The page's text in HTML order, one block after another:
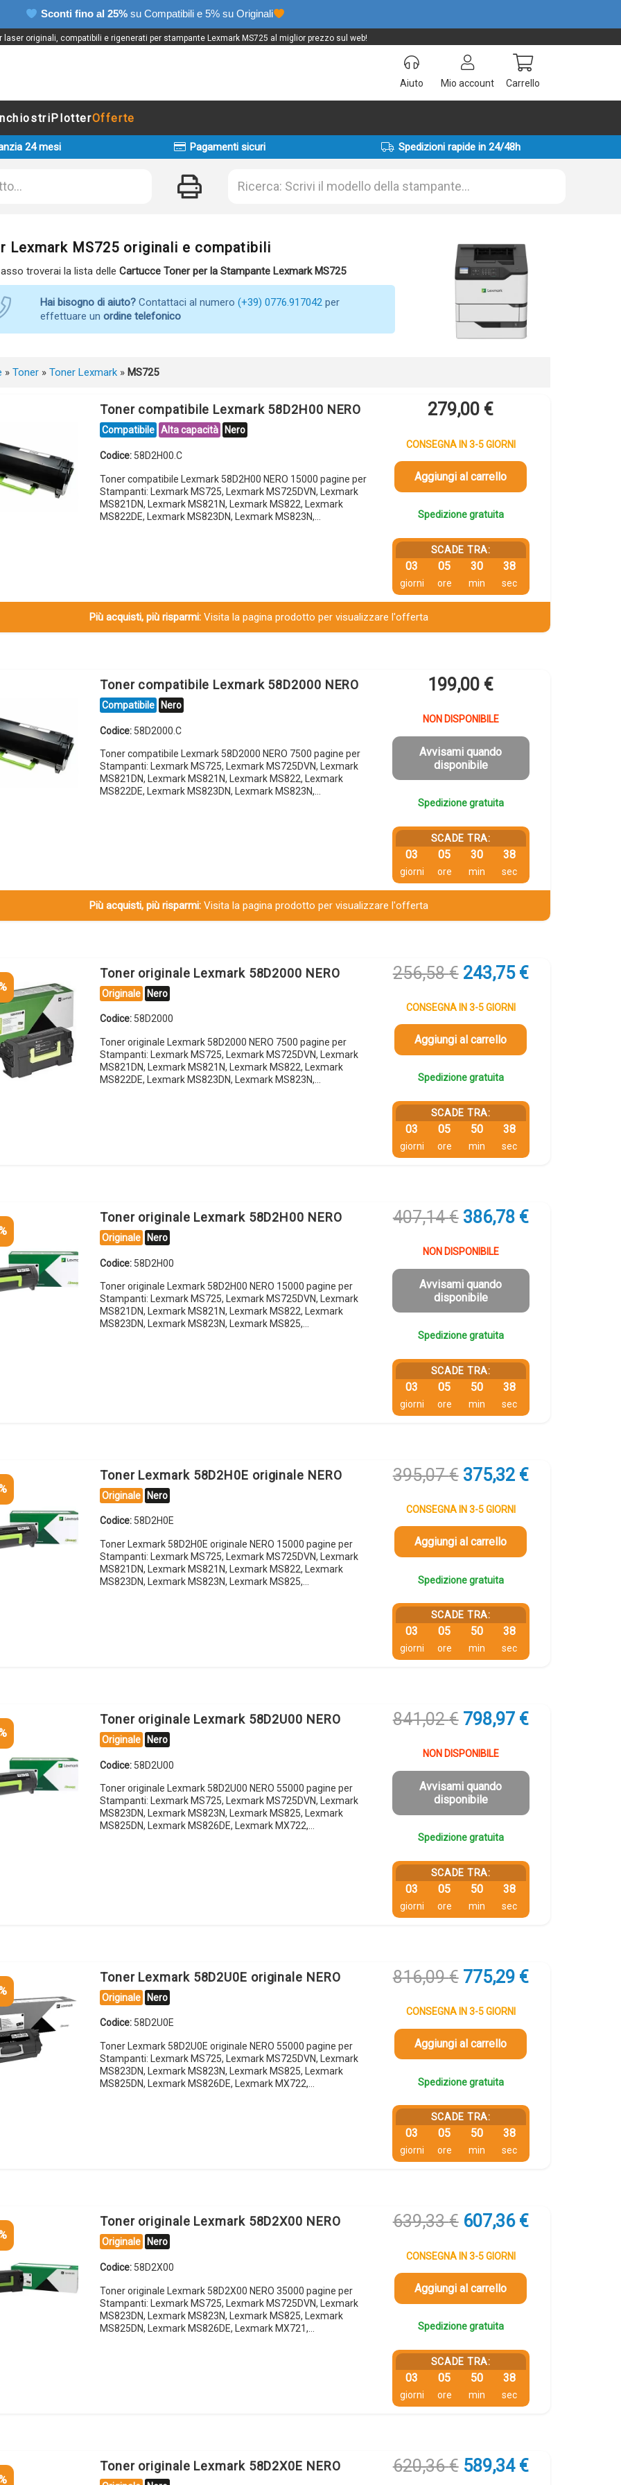
Sconti fino al 25% su Compatibili e 5% su Originali
laser originali, compatibili e rigenerati per stampante Lexmark MS725 al miglior prezzo sul web!
Aiuto Mio account Carrello
PlotterOfferte
24 mesi Pagamenti sicuri Spedizioni rapide in 24/48h
Lexmark MS725 originali e compatibili
troverai la lista delle Cartucce Toner per la Stampante Lexmark MS725
Hai bisogno di aiuto?Contattaci al numero (+39) 0776.917042per
effettuare un ordine telefonico
» Toner» Toner Lexmark» MS725
Toner compatibile Lexmark 58D2H00 NERO
Compatibile Alta capacità Nero
Codice: 58D2H00.C
Toner compatibile Lexmark 58D2H00 NERO 15000 pagine per
Stampanti: Lexmark MS725, Lexmark MS725DVN, Lexmark
MS821DN, Lexmark MS821N, Lexmark MS822, Lexmark
MS822DE, Lexmark MS823DN, Lexmark MS823N,…
279,00 €
CONSEGNA IN 3-5 GIORNI
Aggiungi al carrello
Spedizione gratuita
SCADE TRA:
03
giorni
05
ore
30
min
37
sec
Più acquisti, più risparmi:Visita la pagina prodotto per visualizzare l'offerta
Toner compatibile Lexmark 58D2000 NERO
Compatibile Nero
Codice: 58D2000.C
Toner compatibile Lexmark 58D2000 NERO 7500 pagine per
Stampanti: Lexmark MS725, Lexmark MS725DVN, Lexmark
MS821DN, Lexmark MS821N, Lexmark MS822, Lexmark
MS822DE, Lexmark MS823DN, Lexmark MS823N,…
199,00 €
NON DISPONIBILE
Avvisami quando
disponibile
Spedizione gratuita
SCADE TRA:
03
giorni
05
ore
30
min
37
sec
Più acquisti, più risparmi:Visita la pagina prodotto per visualizzare l'offerta
Toner originale Lexmark 58D2000 NERO
Originale Nero
Codice: 58D2000
Toner originale Lexmark 58D2000 NERO 7500 pagine per
Stampanti: Lexmark MS725, Lexmark MS725DVN, Lexmark
MS821DN, Lexmark MS821N, Lexmark MS822, Lexmark
MS822DE, Lexmark MS823DN, Lexmark MS823N,…
256,58€ Il
prezzo
originale
era:
256,58 €.
243,75 €Il
CONSEGNA IN 3-5 GIORNI
Aggiungi al carrello
Spedizione gratuita
SCADE TRA:
03
giorni
05
ore
50
min
37
sec
Toner originale Lexmark 58D2H00 NERO
Originale Nero
Codice: 58D2H00
Toner originale Lexmark 58D2H00 NERO 15000 pagine per
Stampanti: Lexmark MS725, Lexmark MS725DVN, Lexmark
MS821DN, Lexmark MS821N, Lexmark MS822, Lexmark
MS823DN, Lexmark MS823N, Lexmark MS825,…
407,14€ Il
originale
era:
407,14 €.
386,78 €Il
è:
NON DISPONIBILE
Avvisami quando
disponibile
Spedizione gratuita
SCADE TRA:
03
giorni
05
ore
50
min
37
sec
Toner Lexmark 58D2H0E originale NERO
Originale Nero
Codice: 58D2H0E
Toner Lexmark 58D2H0E originale NERO 15000 pagine per
Stampanti: Lexmark MS725, Lexmark MS725DVN, Lexmark
MS821DN, Lexmark MS821N, Lexmark MS822, Lexmark
MS823DN, Lexmark MS823N, Lexmark MS825,…
395,07€ Il
prezzo
originale
era:
395,07 €.
375,32 €Il
CONSEGNA IN 3-5 GIORNI
Aggiungi al carrello
Spedizione gratuita
SCADE TRA:
03
giorni
05
ore
50
min
37
sec
Toner originale Lexmark 58D2U00 NERO
Originale Nero
Codice: 58D2U00
Toner originale Lexmark 58D2U00 NERO 55000 pagine per
Stampanti: Lexmark MS725, Lexmark MS725DVN, Lexmark
MS823DN, Lexmark MS823N, Lexmark MS825, Lexmark
MS825DN, Lexmark MS826DE, Lexmark MX722,…
841,02€ Il
originale
era:
841,02 €.
798,97 €Il
è:
NON DISPONIBILE
Avvisami quando
disponibile
Spedizione gratuita
SCADE TRA:
03
giorni
05
ore
50
min
37
sec
Toner Lexmark 58D2U0E originale NERO
Originale Nero
Codice: 58D2U0E
Toner Lexmark 58D2U0E originale NERO 55000 pagine per
Stampanti: Lexmark MS725, Lexmark MS725DVN, Lexmark
MS823DN, Lexmark MS823N, Lexmark MS825, Lexmark
MS825DN, Lexmark MS826DE, Lexmark MX722,…
816,09€ Il
originale
era:
816,09 €.
775,29 €Il
CONSEGNA IN 3-5 GIORNI
Aggiungi al carrello
Spedizione gratuita
SCADE TRA:
03
giorni
05
ore
50
min
37
sec
Toner originale Lexmark 58D2X00 NERO
Originale Nero
Codice: 58D2X00
Toner originale Lexmark 58D2X00 NERO 35000 pagine per
Stampanti: Lexmark MS725, Lexmark MS725DVN, Lexmark
MS823DN, Lexmark MS823N, Lexmark MS825, Lexmark
MS825DN, Lexmark MS826DE, Lexmark MX721,…
639,33€ Il
originale
era:
639,33 €.
607,36 €Il
CONSEGNA IN 3-5 GIORNI
Aggiungi al carrello
Spedizione gratuita
SCADE TRA:
03
giorni
05
ore
50
min
37
sec
Toner originale Lexmark 58D2X0E NERO 620,36€ Il
589,34 €Il